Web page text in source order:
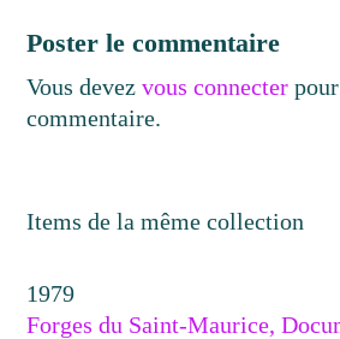
Poster le commentaire
Vous devezvous connecter
commentaire.
Items de la même collection
1979
Forges du Saint-Maurice,